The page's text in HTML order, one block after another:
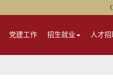
党建工作 招生就业 人才招